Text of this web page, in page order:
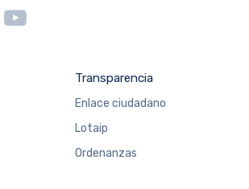
Transparencia
Enlace ciudadano
Lotaip
Ordenanzas